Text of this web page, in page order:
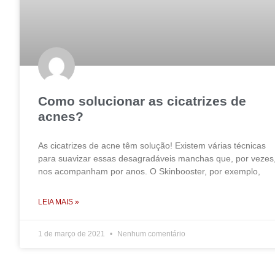
Como solucionar as cicatrizes de
acnes?
As cicatrizes de acne têm solução! Existem várias técnicas
para suavizar essas desagradáveis manchas que, por
nos acompanham por anos. O Skinbooster, por exemplo,
LEIA MAIS »
1 de março de 2021 Nenhum comentário